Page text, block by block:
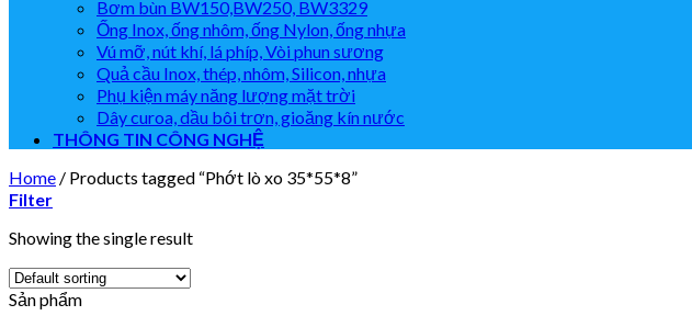
Bơm bùn BW150,BW250, BW3329
Ống Inox, ống nhôm, ống Nylon, ống nhựa
Vú mỡ, nút khí, lá phíp, Vòi phun sương
Quả cầu Inox, thép, nhôm, Silicon, nhựa
Phụ kiện máy năng lượng mặt trời
Dây curoa, dầu bôi trơn, gioăng kín nước
THÔNG TIN CÔNG NGHỆ
Home / Products tagged “Phớt lò xo 35*55*8”
Filter
Showing the single result
Sản phẩm